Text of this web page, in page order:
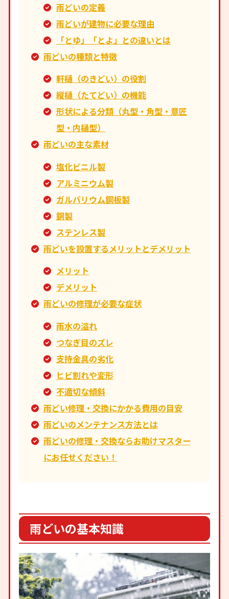
雨どいの定義
雨どいが建物に必要な理由
「とゆ」「とよ」との違いとは
雨どいの種類と特徴
軒樋（のきどい）の役割
縦樋（たてどい）の機能
形状による分類（丸型・角型・意匠
型・内樋型）
雨どいの主な素材
塩化ビニル製
アルミニウム製
ガルバリウム鋼板製
銅製
ステンレス製
雨どいを設置するメリットとデメリット
メリット
デメリット
雨どいの修理が必要な症状
雨水の溢れ
つなぎ目のズレ
支持金具の劣化
ヒビ割れや変形
不適切な傾斜
雨どい修理・交換にかかる費用の目安
雨どいのメンテナンス方法とは
雨どいの修理・交換ならお助けマスター
にお任せください！
雨どいの基本知識